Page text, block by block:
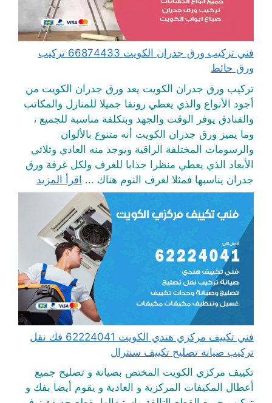
فني تركيب ورق جدران الكويت 66874433 تركيب
ورق حائط
تركيب ورق جدران الكويت يعد ورق جدران الكويت من
أجود الأنواع والذي يعطي رونقا جميلا للمنازل والمكاتب
والفنادق يوفر الوقت والجهد وبتكلفة مناسبة للجميع ،
وما يميز ورق جدران الكويت أنه متنوع بالألوان
والرسومات المختلفة الراقية ويوجد منه العادي وثلاثي
الأبعاد الذي يعطي منظرا جذابا للغرف ولكل غرفة ورق
جدران يناسبها فمثلا لغرف النوم هناك ... اقرأ المزيد
فني تكييف مركزي هندي الكويت 62224041 فك نقل
تركيب صيانة تصليح تكييف سنترال
تكييف مركزي الكويت المختص بصيانة و تصليح جميع
أعطال المكيفات المركزية و العادية و يقوم أيضا بفك و